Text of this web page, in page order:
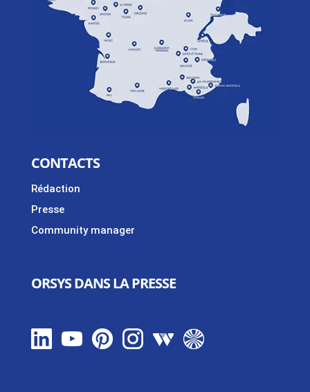
CONTACTS
Rédaction
Presse
Community manager
ORSYS DANS LA PRESSE